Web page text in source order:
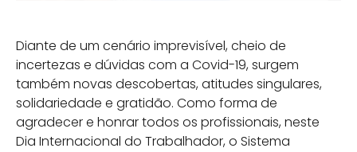
Diante de um cenário imprevisível, cheio de
incertezas e dúvidas com a Covid-19, surgem
também novas descobertas, atitudes singulares,
solidariedade e gratidão. Como forma de
agradecer e honrar todos os profissionais, neste
Dia Internacional do Trabalhador, o Sistema